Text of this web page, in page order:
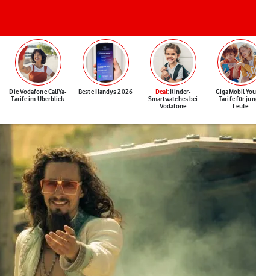
Die Vodafone CallYa-
Tarife im Überblick
Beste Handys 2026 Deal: Kinder-
Smartwatches bei
Vodafone
GigaMobil
Tarife für
Leute